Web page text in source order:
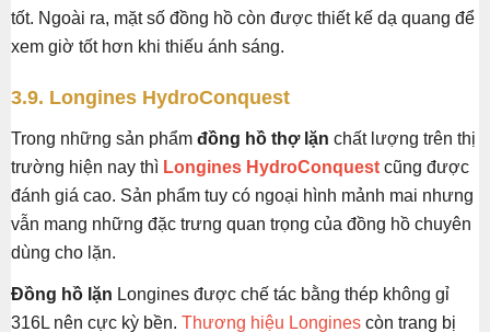
tốt. Ngoài ra, mặt số đồng hồ còn được thiết kế dạ quang để
xem giờ tốt hơn khi thiếu ánh sáng.
3.9. Longines HydroConquest
Trong những sản phẩm đồng hồ thợ lặn chất lượng trên thị
trường hiện nay thì Longines HydroConquest cũng được
đánh giá cao. Sản phẩm tuy có ngoại hình mảnh mai nhưng
vẫn mang những đặc trưng quan trọng của đồng hồ chuyên
dùng cho lặn.
Đồng hồ lặn Longines được chế tác bằng thép không gỉ
316L nên cực kỳ bền. Thương hiệu Longines còn trang bị